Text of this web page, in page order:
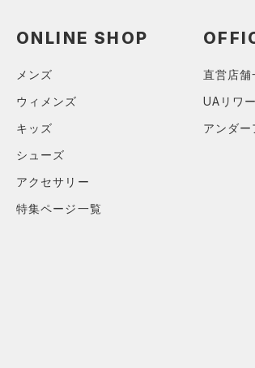
パーカー&トレーナー （0）
ONLINE SHOP
メンズ
ウィメンズ
キッズ
シューズ
アクセサリー
特集ページ一覧
直営店舗
UAリワ
アンダ